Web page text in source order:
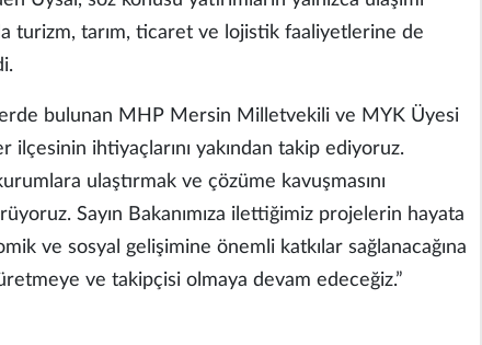
turizm, tarım, ticaret ve lojistik faaliyetlerine de
bulunan MHP Mersin Milletvekili ve MYK Üyesi
ilçesinin ihtiyaçlarını yakından takip ediyoruz.
ulaştırmak ve çözüme kavuşmasını
Sayın Bakanımıza ilettiğimiz projelerin hayata
ve sosyal gelişimine önemli katkılar sağlanacağına
ve takipçisi olmaya devam edeceğiz.”